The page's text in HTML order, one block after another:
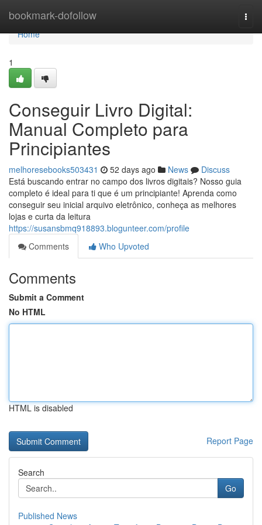
bookmark-dofollow
Home
Home
1
Conseguir Livro Digital:
Manual Completo para
Principiantes
melhoresebooks503431 52 days ago News
Discuss
Está buscando entrar no campo dos livros digitais? Nosso guia
completo é ideal para ti que é um principiante! Aprenda como
conseguir seu inicial arquivo eletrônico, conheça as melhores
lojas e curta da leitura
https://susansbmq918893.blogunteer.com/profile
Comments
Who Upvoted
Comments
Submit a Comment
No HTML
HTML is disabled
Report Page
Search
Go
Published News